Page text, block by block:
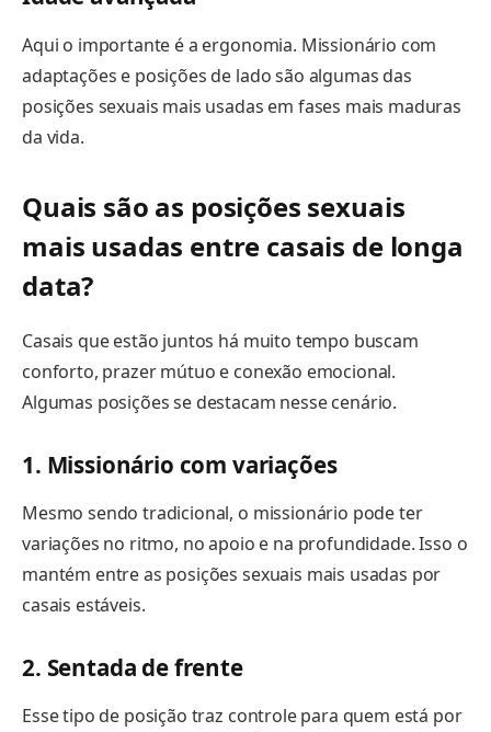
Aqui o importante é a ergonomia. Missionário com
adaptações e posições de lado são algumas das
posições sexuais mais usadas em fases mais maduras
da vida.
Quais são as posições sexuais
mais usadas entre casais de longa
data?
Casais que estão juntos há muito tempo buscam
conforto, prazer mútuo e conexão emocional.
Algumas posições se destacam nesse cenário.
1. Missionário com variações
Mesmo sendo tradicional, o missionário pode ter
variações no ritmo, no apoio e na profundidade. Isso o
mantém entre as posições sexuais mais usadas por
casais estáveis.
2. Sentada de frente
Esse tipo de posição traz controle para quem está por